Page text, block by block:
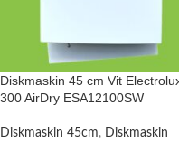
Diskmaskin 45 cm Vit
300 AirDry ESA12100SW
Diskmaskin 45cm, Diskmaskin